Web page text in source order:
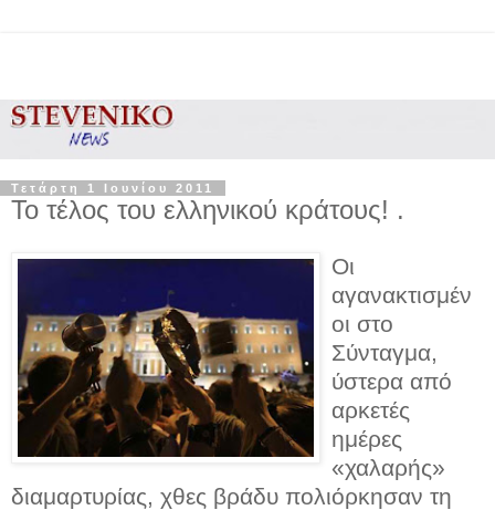
Τετάρτη 1 Ιουνίου 2011
Το τέλος του ελληνικού κράτους! .
Οι
αγανακτισμέν
οι στο
Σύνταγμα,
ύστερα από
αρκετές
ημέρες
«χαλαρής»
διαμαρτυρίας, χθες βράδυ πολιόρκησαν τη